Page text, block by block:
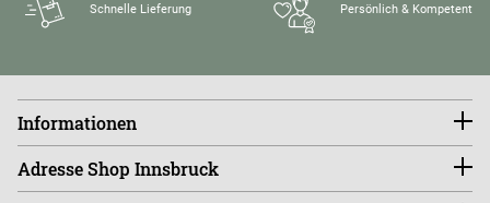
Schnelle Lieferung Persönlich & Kompetent
Adresse Shop Innsbruck
Informationen
Größentabellen
FAQ